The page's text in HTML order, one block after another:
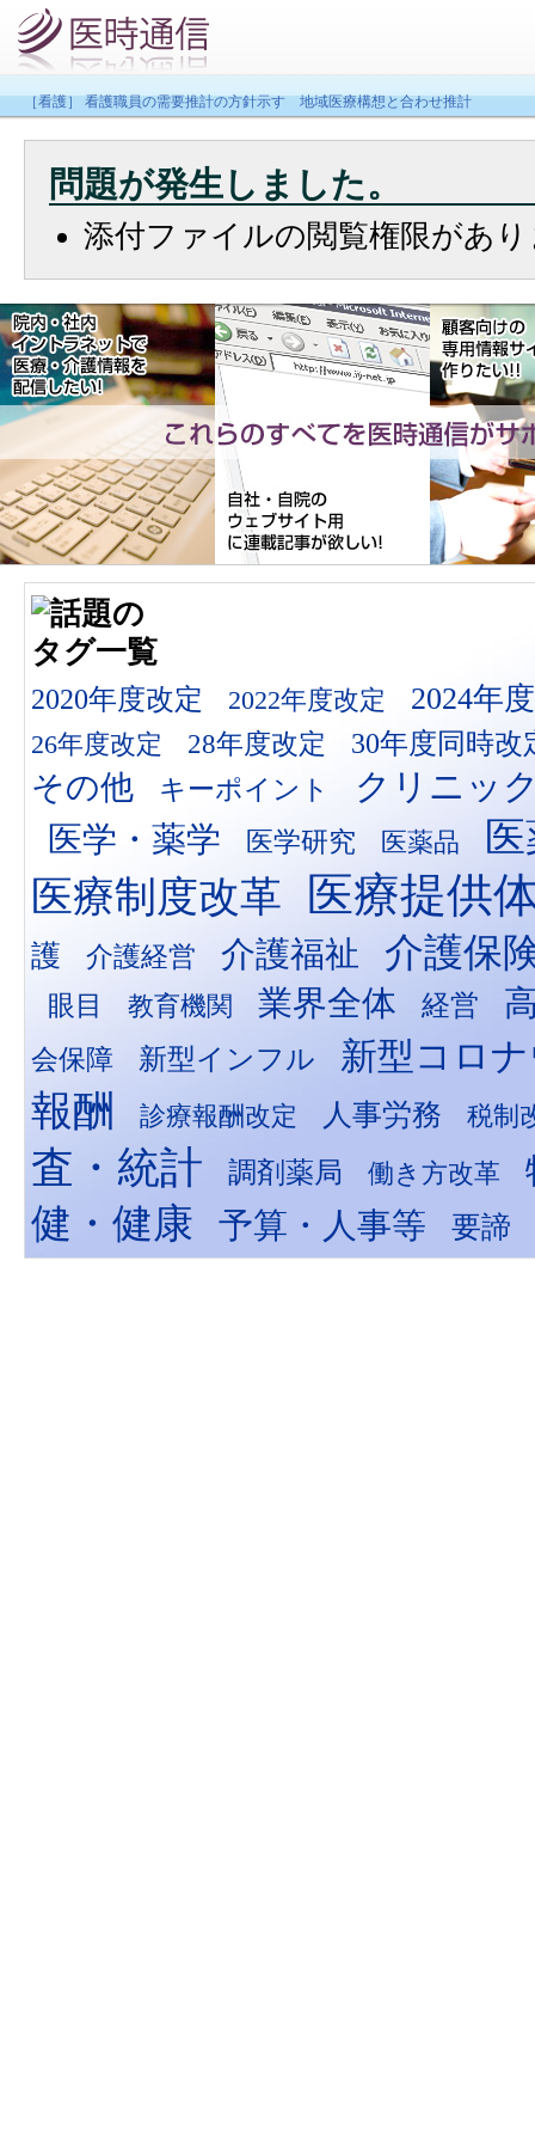
［看護］ 看護職員の需要推計の方針示す 地域医療構想と合わせ推計
問題が発生しました。
添付ファイルの閲覧権限があ
2020年度改定 2022年度改定 2024年
26年度改定 28年度改定 30年度同時改
その他 キーポイント クリニッ
医学・薬学 医学研究 医薬品
医療制度改革 医療提供
護 介護経営 介護福祉 介護保
眼目 教育機関 業界全体 経営
会保障 新型インフル 新型コロ
報酬 診療報酬改定 人事労務 税制
査・統計 調剤薬局 働き方改革
健・健康 予算・人事等 要諦